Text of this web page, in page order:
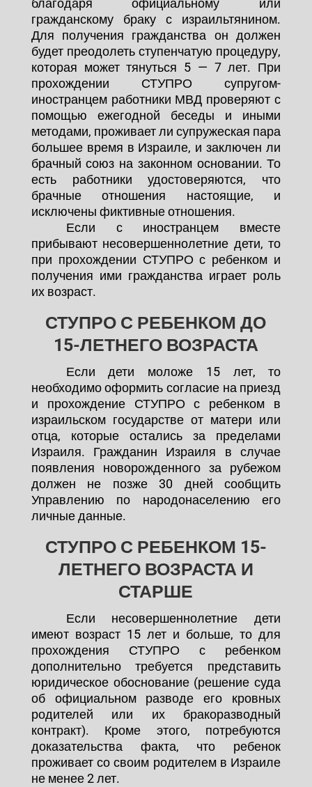
благодаря официальному или
гражданскому браку с израильтянином.
Для получения гражданства он должен
будет преодолеть ступенчатую процедуру,
которая может тянуться 5 — 7 лет. При
прохождении СТУПРО супругом-
иностранцем работники МВД проверяют с
помощью ежегодной беседы и иными
методами, проживает ли супружеская пара
большее время в Израиле, и заключен ли
брачный союз на законном основании. То
есть работники удостоверяются, что
брачные отношения настоящие, и
исключены фиктивные отношения.
Если с иностранцем вместе
прибывают несовершеннолетние дети, то
при прохождении СТУПРО с ребенком и
получения ими гражданства играет роль
их возраст.
СТУПРО С РЕБЕНКОМ ДО
15-ЛЕТНЕГО ВОЗРАСТА
Если дети моложе 15 лет, то
необходимо оформить согласие на приезд
и прохождение СТУПРО с ребенком в
израильском государстве от матери или
отца, которые остались за пределами
Израиля. Гражданин Израиля в случае
появления новорожденного за рубежом
должен не позже 30 дней сообщить
Управлению по народонаселению его
личные данные.
СТУПРО С РЕБЕНКОМ 15-
ЛЕТНЕГО ВОЗРАСТА И
СТАРШЕ
Если несовершеннолетние дети
имеют возраст 15 лет и больше, то для
прохождения СТУПРО с ребенком
дополнительно требуется представить
юридическое обоснование (решение суда
об официальном разводе его кровных
родителей или их бракоразводный
контракт). Кроме этого, потребуются
доказательства факта, что ребенок
проживает со своим родителем в Израиле
не менее 2 лет.